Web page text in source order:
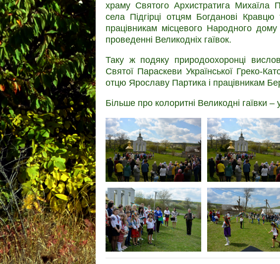
храму Святого Архистратига Михаїла
села Підгірці отцям Богданові
працівникам місцевого Народного дому
проведенні Великодніх гаївок.
Таку ж подяку природоохоронці
Святої Параскеви Української Греко-
отцю Ярославу Партика і працівникам
Більше про колоритні Великодні гаївки –